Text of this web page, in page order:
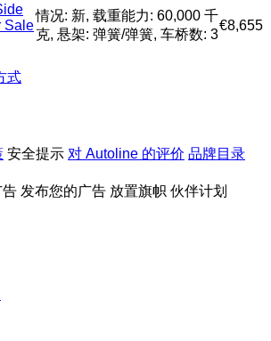
Sale
情况: 新, 载重能力: 60,000 千
克, 悬架: 弹簧/弹簧, 车桥数: 3
€8,655
式
安全提示 对 Autoline 的评价 品牌目录
告 发布您的广告 放置旗帜 伙伴计划